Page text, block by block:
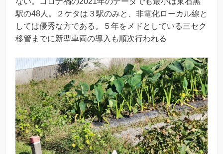
駅の48人。２ケタは３駅のみと、非電化ローカル線と
しては優秀な方である。５年をメドとしている三セク
移管までに新型車両の導入も順次行われる